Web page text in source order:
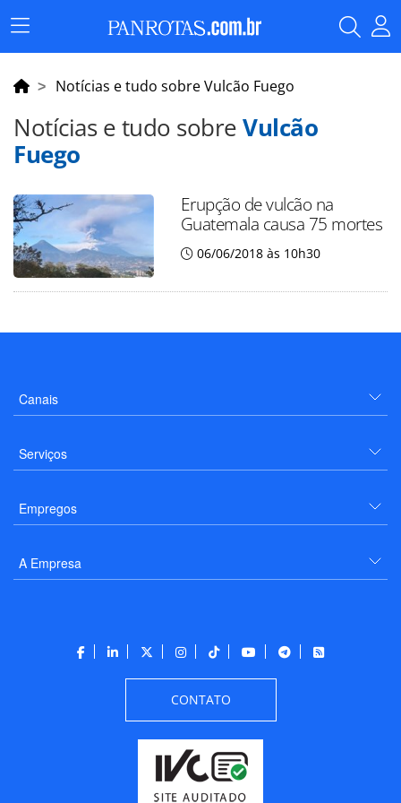
Menu
Principal
Notícias e tudo sobre Vulcão Fuego
Notícias e tudo sobreVulcão
Fuego
Erupção de vulcão na
Guatemala causa 75 mortes
06/06/2018 às 10h30
Canais
Serviços
Empregos
A Empresa
CONTATO